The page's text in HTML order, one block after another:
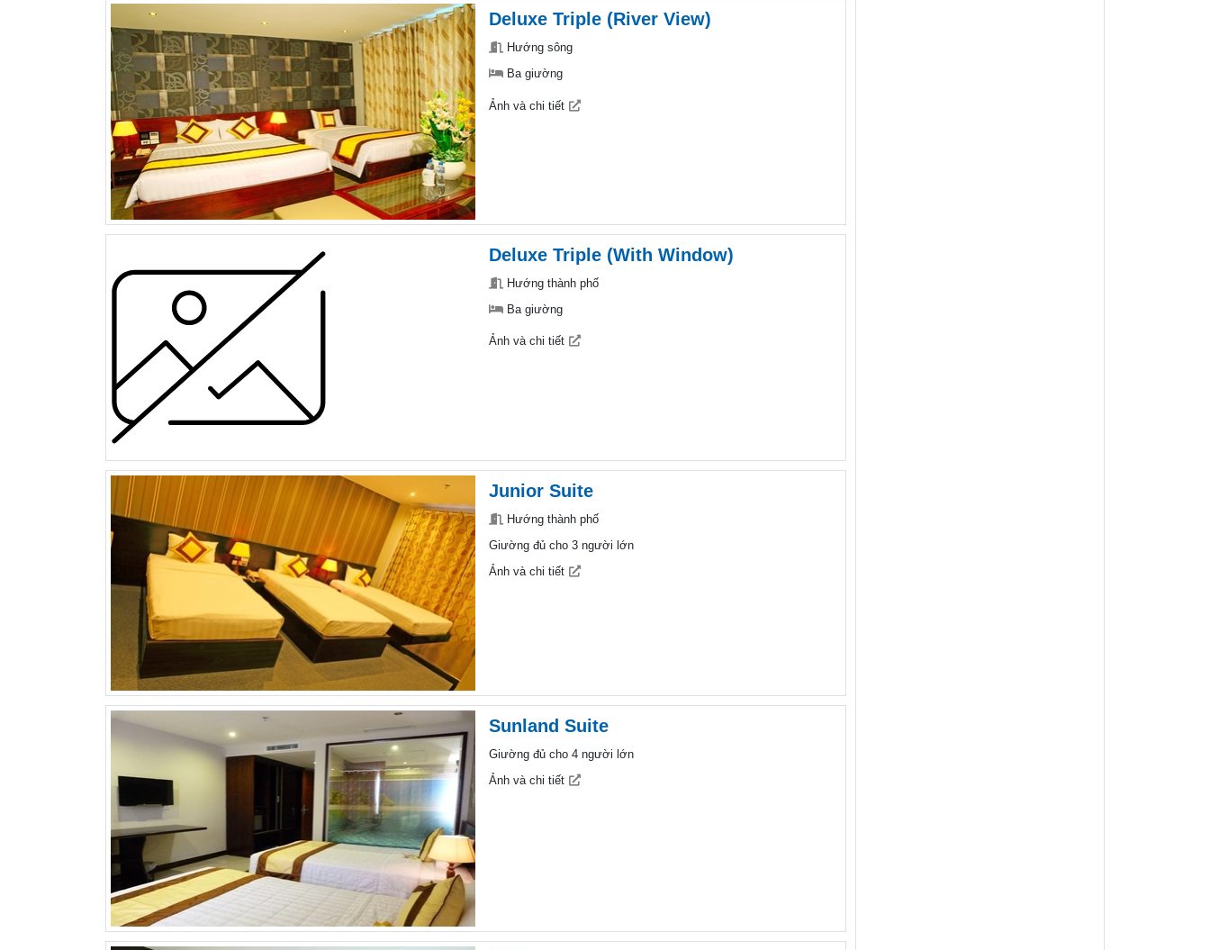
Deluxe Triple (River View)
Hướng sông
Ba giường
Ảnh và chi tiết
Deluxe Triple (With Window)
Hướng thành phố
Ba giường
Ảnh và chi tiết
Junior Suite
Hướng thành phố
Giường đủ cho 3 người lớn
Ảnh và chi tiết
Sunland Suite
Giường đủ cho 4 người lớn
Ảnh và chi tiết